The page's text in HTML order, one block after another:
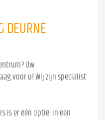
DEURNE
Uw
voor u! Wij zijn specialist
is er één optie: in een